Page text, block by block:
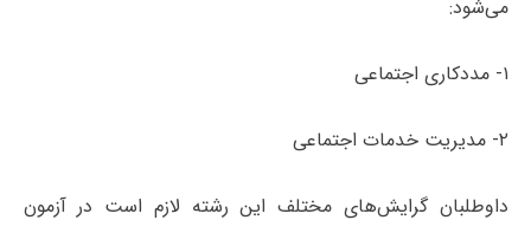
می‌شود:
۱- مددکاری اجتماعی
۲- مدیریت خدمات اجتماعی
داوطلبان گرایش‌های مختلف این رشته لازم است در آزمون